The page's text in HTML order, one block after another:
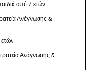
από 7 ετών
Ανάγνωσης &
Ανάγνωσης &